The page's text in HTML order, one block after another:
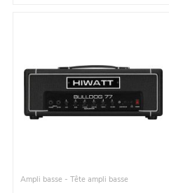
Ampli basse - Tête ampli basse